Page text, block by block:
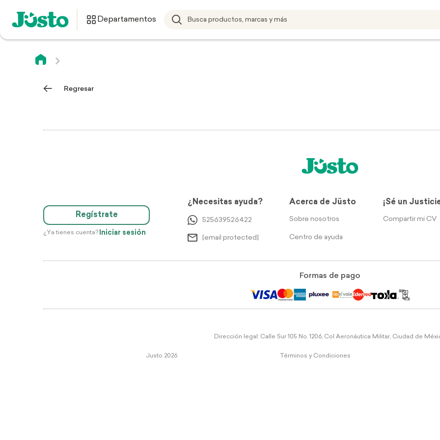
Departamentos
Regresar
Regístrate
¿Ya tienes cuenta? Iniciar sesión
¿Necesitas ayuda?
525639526422
[email protected]
Acerca de Jüsto
Sobre nosotros
Centro de ayuda
¡Sé un
Compartir mi CV
Formas de pago
Dirección legal: Calle Sur 105 No. 1206, Col Aeronáutica Militar, Ciudad de
Justo 2026 Términos y Condiciones